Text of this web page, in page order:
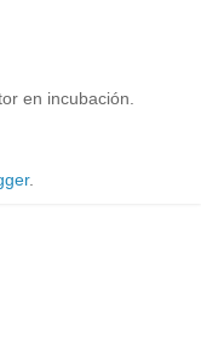
en incubación.
.